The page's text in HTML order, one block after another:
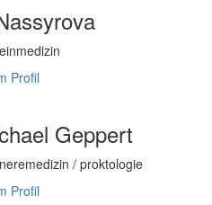
Profil
Geppert
/ proktologie
Profil